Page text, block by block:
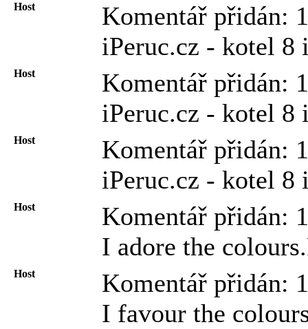
Host
Komentář přidán:
iPeruc.cz - kotel 8
Host
Komentář přidán:
iPeruc.cz - kotel 8
Host
Komentář přidán:
iPeruc.cz - kotel 8
Host
Komentář přidán:
I adore the
Host
Komentář přidán:
I favour the